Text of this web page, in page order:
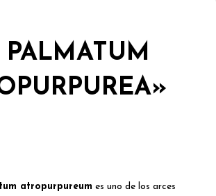
PALMATUM
atropurpureum es uno de los arces